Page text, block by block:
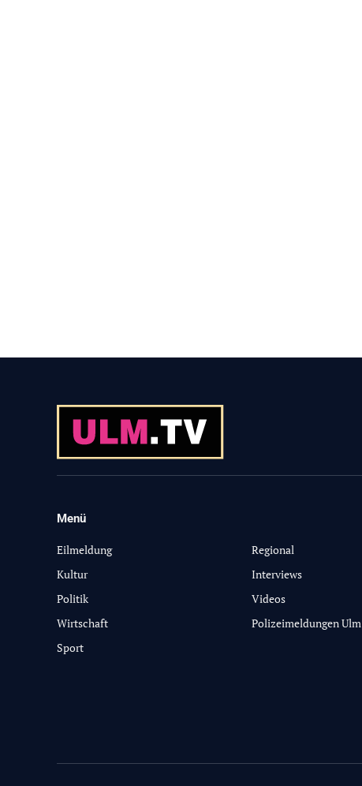
Menü
Eilmeldung
Kultur
Politik
Wirtschaft
Sport
Regional
Interviews
Videos
Polizeimeldungen Ulm